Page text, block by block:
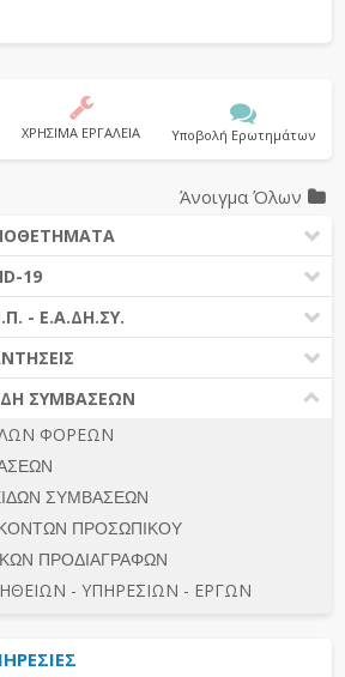
ΧΡΗΣΙΜΑ ΕΡΓΑΛΕΙΑ Υποβολή Ερωτημάτων
Άνοιγμα Όλων
(Ν. 4412/2016)
(Ν.3463/2006)
2010)
(ΣΥΝΟΛΟ)
19
COVID -19
- Ε.Α.ΔΗ.ΣΥ.
ΣΥΜΜΕΤΟΧΗΣ
Α.Ε.Π.Π. - Ε.Α.ΔΗ.ΣΥ.
4412/2016
ΔΗΜΟΣΙΟΤΗΤΑ
ΔΙΚΑΙΟΥΜΕΝΟΙ ΣΥΜΜΕΤΟΧΗΣ
ΣΥΜΜΕΤΟΧΗΣ
ΣΥΜΒΑΣΕΩΝ
ΦΟΡΕΩΝ
ΣΥΜΒΑΣΕΩΝ
ΠΡΟΣΩΠΙΚΟΥ
ΠΡΟΔΙΑΓΡΑΦΩΝ
- ΥΠΗΡΕΣΙΩΝ - ΕΡΓΩΝ